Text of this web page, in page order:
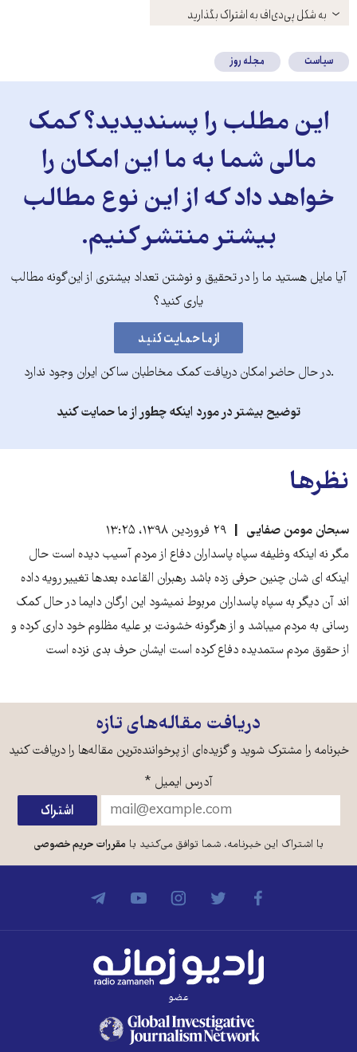
باز
کنید
به شکل پی‌دی‌اف به اشتراک بگذارید
سیاست مجله روز
این مطلب را پسندیدید؟ کمک
مالی شما به ما این امکان را
خواهد داد که از این نوع مطالب
بیشتر منتشر کنیم.
آیا مایل هستید ما را در تحقیق و نوشتن تعداد بیشتری از این‌گونه مطالب
یاری کنید؟
.در حال حاضر امکان دریافت کمک مخاطبان ساکن ایران وجود ندارد
توضیح بیشتر در مورد اینکه چطور از ما حمایت کنید
نظرها
سبحان مومن صفایی
۲۹ فروردین ۱۳۹۸، ۱۳:۲۵
مگر نه اینکه وظیفه سپاه پاسداران دفاع از مردم آسیب دیده است حال
اینکه ای شان چنین حرفی زده باشد رهبران القاعده بعدها تغییر رویه داده
اند آن دیگر به سپاه پاسداران مربوط نمیشود این ارگان دایما در حال کمک
رسانی به مردم میباشد و از هرگونه خشونت بر علیه مظلوم خود داری کرده و
از حقوق مردم ستمدیده دفاع کرده است ایشان حرف بدی نزده است
دریافت مقاله‌های تازه
خبرنامه را مشترک شوید و گزیده‌ای از پرخواننده‌ترین مقاله‌ها را دریافت کنید
آدرس ایمیل *
با اشتراک این خبرنامه، شما توافق می‌کنید بامقررات حریم خصوصی
عضو